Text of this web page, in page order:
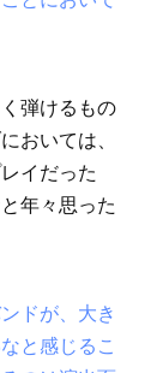
弾けるもの
おいては、
イだった
年々思った
ドが、大き
と感じるこ